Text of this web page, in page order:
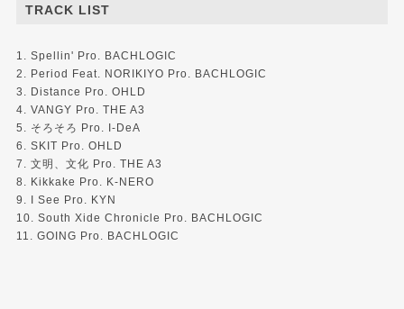
TRACK LIST
1. Spellin' Pro. BACHLOGIC
2. Period Feat. NORIKIYO Pro. BACHLOGIC
3. Distance Pro. OHLD
4. VANGY Pro. THE A3
5. そろそろ Pro. I-DeA
6. SKIT Pro. OHLD
7. 文明、文化 Pro. THE A3
8. Kikkake Pro. K-NERO
9. I See Pro. KYN
10. South Xide Chronicle Pro. BACHLOGIC
11. GOING Pro. BACHLOGIC